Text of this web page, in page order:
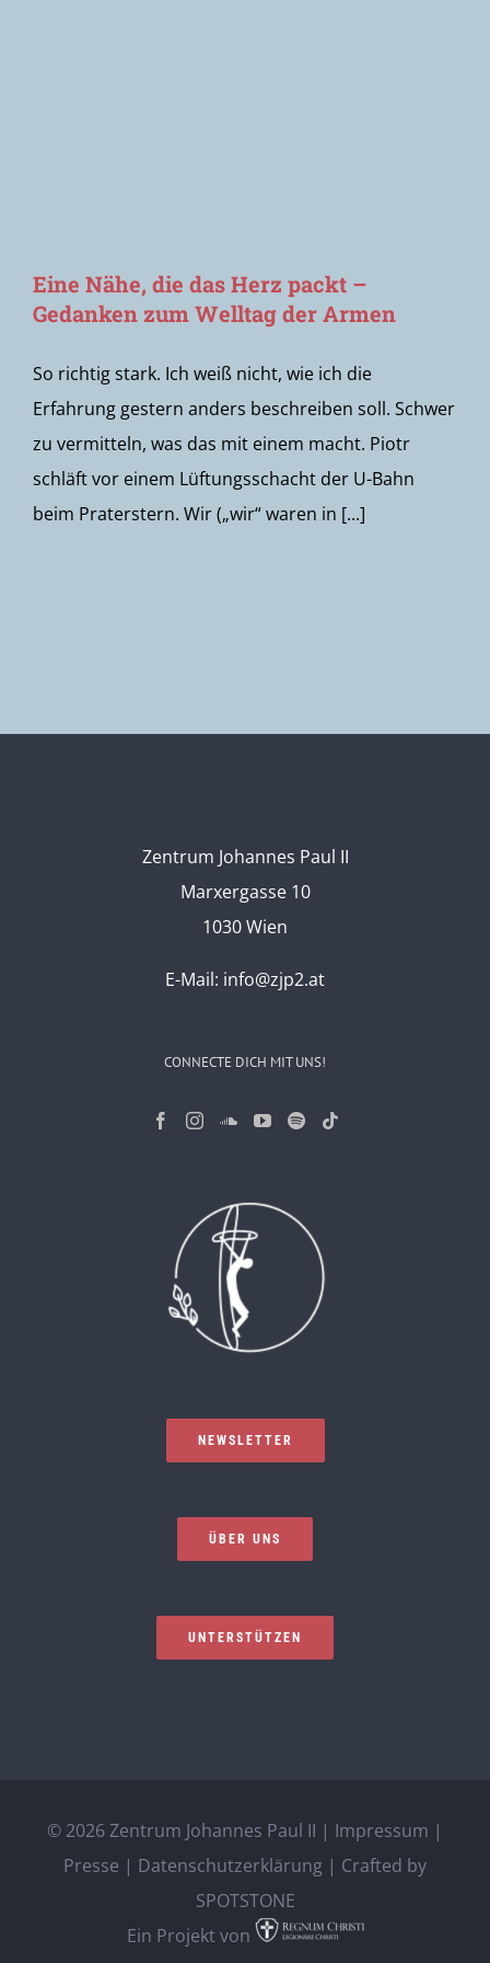
Eine Nähe, die das Herz packt –
Gedanken zum Welltag der Armen
So richtig stark. Ich weiß nicht, wie ich die
Erfahrung gestern anders beschreiben soll. Schwer
zu vermitteln, was das mit einem macht. Piotr
schläft vor einem Lüftungsschacht der U-Bahn
beim Praterstern. Wir („wir“ waren in [...]
Zentrum Johannes Paul II
Marxergasse 10
1030 Wien
E-Mail: info@zjp2.at
CONNECTE DICH MIT UNS!
NEWSLETTER
ÜBER UNS
UNTERSTÜTZEN
© 2026 Zentrum Johannes Paul II | Impressum |
Presse | Datenschutzerklärung | Crafted by
SPOTSTONE
Ein Projekt von